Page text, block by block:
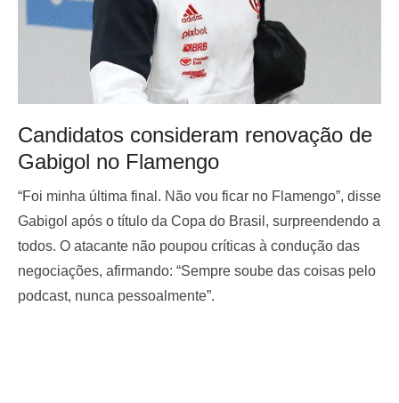
Candidatos consideram renovação de
Gabigol no Flamengo
“Foi minha última final. Não vou ficar no Flamengo”, disse
Gabigol após o título da Copa do Brasil, surpreendendo a
todos. O atacante não poupou críticas à condução das
negociações, afirmando: “Sempre soube das coisas pelo
podcast, nunca pessoalmente”.